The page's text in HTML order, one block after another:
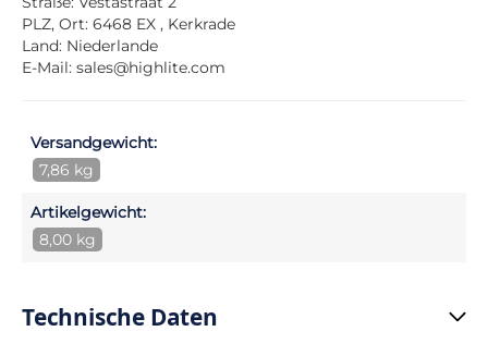
PLZ, Ort: 6468 EX , Kerkrade
Land: Niederlande
E-Mail: sales@highlite.com
Versandgewicht:
7,86 kg
Artikelgewicht:
8,00 kg
Technische Daten